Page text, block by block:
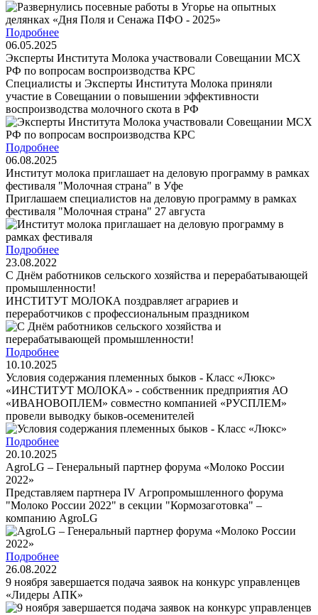
Подробнее
06.05.2025
Эксперты Института Молока участвовали Совещании МСХ
РФ по вопросам воспроизводства КРС
Специалисты и Эксперты Института Молока приняли
участие в Совещании о повышении эффективности
воспроизводства молочного скота в РФ
Подробнее
06.08.2025
Институт молока приглашает на деловую программу в рамках
фестиваля "Молочная страна" в Уфе
Приглашаем специалистов на деловую программу в рамках
фестиваля "Молочная страна" 27 августа
Подробнее
23.08.2022
С Днём работников сельского хозяйства и перерабатывающей
промышленности!
ИНСТИТУТ МОЛОКА поздравляет аграриев и
переработчиков с профессиональным праздником
Подробнее
10.10.2025
Условия содержания племенных быков - Класс «Люкс»
«ИНСТИТУТ МОЛОКА» - собственник предприятия АО
«ИВАНОВОПЛЕМ» совместно компанией «РУСПЛЕМ»
провели выводку быков-осеменителей
Подробнее
20.10.2025
AgroLG – Генеральный партнер форума «Молоко России
2022»
Представляем партнера IV Агропромышленного форума
"Молоко России 2022" в секции "Кормозаготовка" –
компанию AgroLG
Подробнее
26.08.2022
9 ноября завершается подача заявок на конкурс управленцев
«Лидеры АПК»